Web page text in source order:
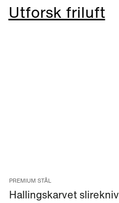
Utforsk friluft
PREMIUM STÅL
Hallingskarvet slirekniv